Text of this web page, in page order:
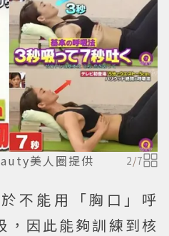
美人圈提供 2/7
不能用「胸口」呼
，因此能夠訓練到核